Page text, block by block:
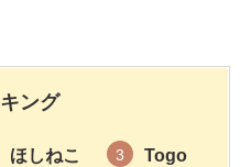
ング
ほしねこ 3 Togo